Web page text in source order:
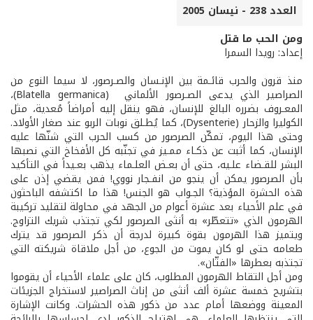
العدد 238 - نيسان 2005
ومن الحب ما قتل
إعداد: رويدا السمرا
منذ قرون والحرب قائـمة بين الإنـسان والصـرصور، لا سيما النوع من
الصراصير الذي يدعى الصـرصور الألماني (Blatella germanica)،
المعـروف بضرره البالغ للإنسان، فهو ينقل إليه أمراضاً مُعدية، مثل
الكوليرا والزحار (Dysenterie)، كما يُطـلق نوبات الربو عند صغار الأولاد.
وحتى هذا اليوم، تمكّن الصرصور من كسب الحرب التي شنّها عليه
الإنسان، كما أثبت عن ذكـاء ممـيز في تجنّبه كل الأفخاخ التي نصبها
البشر للقـضاء علـيه، حتى أن بعـض العلـماء يذهب بعـيداً في التأكيد
بأن الصرصور يمكن أن ينجو من انفـجار نووي! فمن يقضي إذن على
هذه الحشرة المؤذية؟ الجـواب هو الجنس! هذا ما اكتشفه الباحثون
في علم الأحياء بعد عشرة أعوام من الجهد في محاولة لتقليد تركيبة
الهرمون الذي «تتعطّر» به أنثى الصرصور لكي تجتذب شريك التزاوج.
ويتميز هذا الهرمون بقوة كبيرة لدرجة أن ذكر الصرصور قد يترك
طعامه حتى لو كان يموت من الجوع، من أجل ملاقاة شريكته التي
تجتذبه بعطرها «الفتّان».
ومن أجل التقاط الهرمون المطلوب، كان على علماء الأحياء أن يقوموا
بتشريح خمسة عشرة ألف أنثى من إناث الصراصير لاستخراج الجزيئات
المعينة ووضعها أمام عدد من ذكور هذه الحشرات. وكانت الإشارة